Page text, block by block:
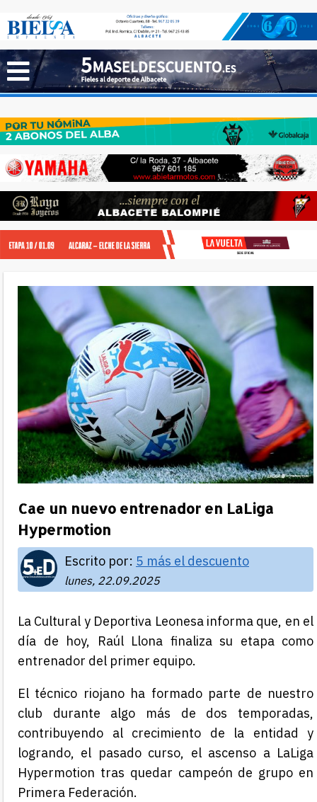
Cae un nuevo entrenador en LaLiga
Hypermotion
Escrito por: 5 más el descuento
lunes, 22.09.2025
La Cultural y Deportiva Leonesa informa que, en el
día de hoy, Raúl Llona finaliza su etapa como
entrenador del primer equipo.
El técnico riojano ha formado parte de nuestro
club durante algo más de dos temporadas,
contribuyendo al crecimiento de la entidad y
logrando, el pasado curso, el ascenso a LaLiga
Hypermotion tras quedar campeón de grupo en
Primera Federación.